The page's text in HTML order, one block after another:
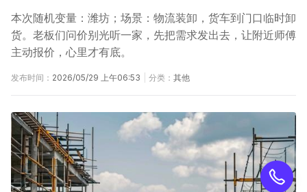
本次随机变量：潍坊；场景：物流装卸，货车到门口临时卸
货。老板们问价别光听一家，先把需求发出去，让附近师傅
主动报价，心里才有底。
发布时间： 2026/05/29 上午06:53 分类： 其他